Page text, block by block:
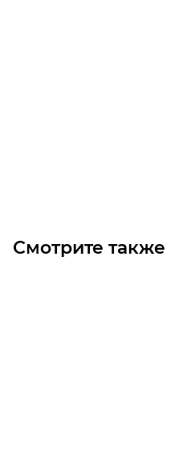
Смотрите также